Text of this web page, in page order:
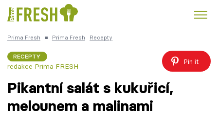
Česká kuchyně Čokoláda
Prima Fresh ■ Prima Fresh Recepty
RECEPTY
redakce Prima FRESH
Pin it
Pikantní salát s kukuřicí,
melounem a malinami